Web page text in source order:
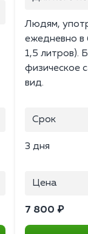
Людям,
ежедневно в
1,5 литров).
физическое
вид.
Срок
3 дня
Цена
7 800 ₽